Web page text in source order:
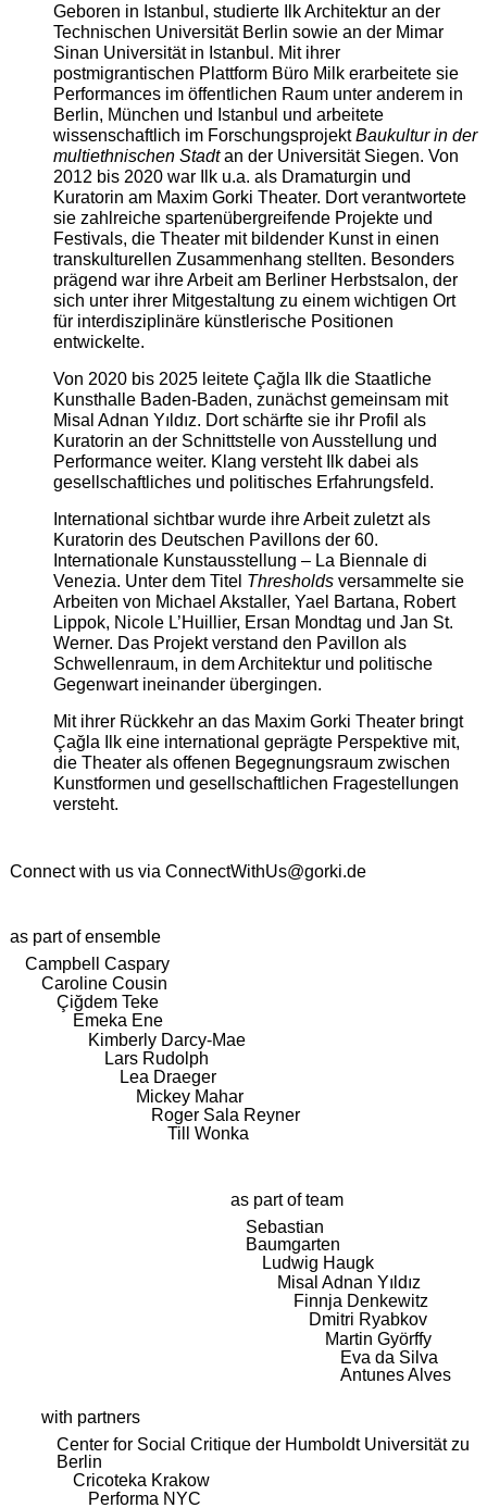
Geboren in Istanbul, studierte Ilk Architektur an der
Technischen Universität Berlin sowie an der Mimar
Sinan Universität in Istanbul. Mit ihrer
postmigrantischen Plattform Büro Milk erarbeitete sie
Performances im öffentlichen Raum unter anderem in
Berlin, München und Istanbul und arbeitete
wissenschaftlich im ForschungsprojektBaukultur in der
multiethnischen Stadtan der Universität Siegen. Von
2012 bis 2020 war Ilk u.a. als Dramaturgin und
Kuratorin am Maxim Gorki Theater. Dort verantwortete
sie zahlreiche spartenübergreifende Projekte und
Festivals, die Theater mit bildender Kunst in einen
transkulturellen Zusammenhang stellten. Besonders
prägend war ihre Arbeit am Berliner Herbstsalon, der
sich unter ihrer Mitgestaltung zu einem wichtigen Ort
für interdisziplinäre künstlerische Positionen
entwickelte.
Von 2020 bis 2025 leitete Çağla Ilk die Staatliche
Kunsthalle Baden-Baden, zunächst gemeinsam mit
Misal Adnan Yıldız. Dort schärfte sie ihr Profil als
Kuratorin an der Schnittstelle von Ausstellung und
Performance weiter. Klang versteht Ilk dabei als
gesellschaftliches und politisches Erfahrungsfeld.
International sichtbar wurde ihre Arbeit zuletzt als
Kuratorin des Deutschen Pavillons der 60.
Internationale Kunstausstellung – La Biennale di
Venezia. Unter dem Titel Thresholdsversammelte sie
Arbeiten von Michael Akstaller, Yael Bartana, Robert
Lippok, Nicole L’Huillier, Ersan Mondtag und Jan St.
Werner. Das Projekt verstand den Pavillon als
Schwellenraum, in dem Architektur und politische
Gegenwart ineinander übergingen.
Mit ihrer Rückkehr an das Maxim Gorki Theater bringt
Çağla Ilk eine international geprägte Perspektive mit,
die Theater als offenen Begegnungsraum zwischen
Kunstformen und gesellschaftlichen Fragestellungen
versteht.
Connect with us via ConnectWithUs@gorki.de
as part of ensemble
Campbell Caspary
Caroline Cousin
Çiğdem Teke
Emeka Ene
Kimberly Darcy-Mae
Lars Rudolph
Lea Draeger
Mickey Mahar
Roger Sala Reyner
Till Wonka
as part of team
Sebastian
Baumgarten
Ludwig Haugk
Misal Adnan Yıldız
Finnja Denkewitz
Dmitri Ryabkov
Martin Györffy
Eva da Silva
Antunes Alves
with partners
Center for Social Critique der Humboldt Universität zu
Berlin
Cricoteka Krakow
Performa NYC